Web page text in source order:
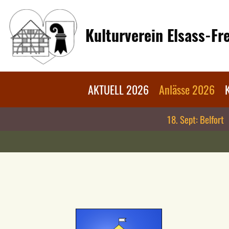
Kulturverein Elsass-
AKTUELL 2026 Anlässe 2026
18. Sept: Belfort